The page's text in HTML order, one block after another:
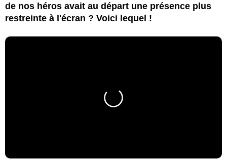
de nos héros avait au départ une présence plus
restreinte à l'écran ? Voici lequel !